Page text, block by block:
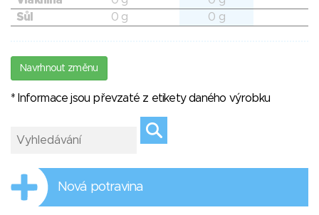
Sůl
0 g 0 g
Navrhnout změnu
* Informace jsou převzaté z etikety daného výrobku
Nová potravina